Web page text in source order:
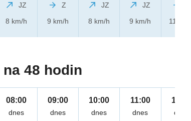
JZ
8 km/h
Z
9 km/h
JZ
8 km/h
JZ
9 km/h
11 km/h
48 hodin
08:00
dnes
09:00
dnes
10:00
dnes
11:00
dnes
12:00
dnes